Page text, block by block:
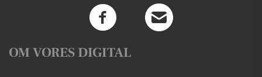
OM VORES DIGITAL